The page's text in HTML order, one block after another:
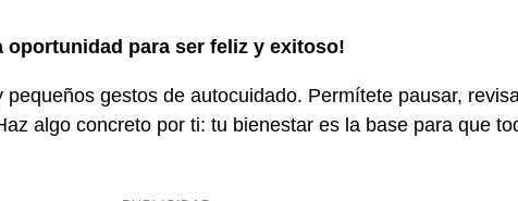
oportunidad para ser feliz y exitoso!
gestos de autocuidado. Permítete pausar,
algo concreto por ti: tu bienestar es la base para que